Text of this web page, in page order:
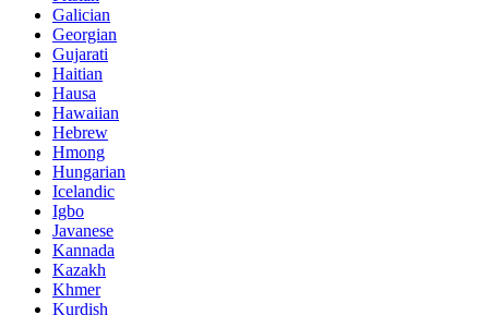
Galician
Georgian
Gujarati
Haitian
Hausa
Hawaiian
Hebrew
Hmong
Hungarian
Icelandic
Igbo
Javanese
Kannada
Kazakh
Khmer
Kurdish